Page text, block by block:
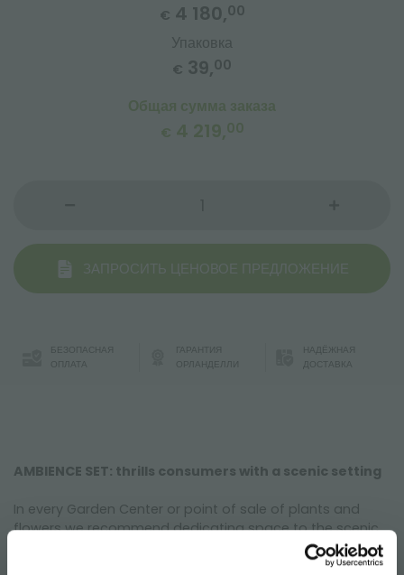
€ 4 180,00
Упаковка
€ 39,00
Общая сумма заказа
€ 4 219,00
ЗАПРОСИТЬ ЦЕНОВОЕ ПРЕДЛОЖЕНИЕ
БЕЗОПАСНАЯ
ОПЛАТА
ГАРАНТИЯ
ОРЛАНДЕЛЛИ
НАДЁЖНАЯ
ДОСТАВКА
AMBIENCE SET: thrills consumers with a scenic setting
In every Garden Center or point of sale of plants and
flowers we recommend dedicating space to the scenic
settings. Often this practice is difficult to apply due to
lack of space; the "Set AMBIENCE" exhibition set is an idea